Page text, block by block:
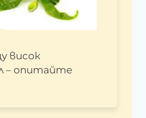
висок
– опитайте